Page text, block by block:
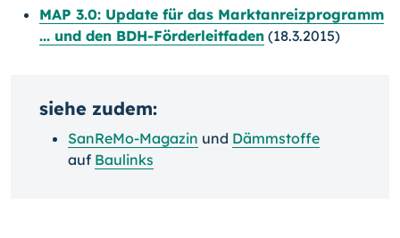
MAP 3.0: Update für das Marktanreizprogramm
... und den BDH-Förderleitfaden (18.3.2015)
siehe zudem:
SanReMo-Magazin und Dämmstoffe
auf Baulinks